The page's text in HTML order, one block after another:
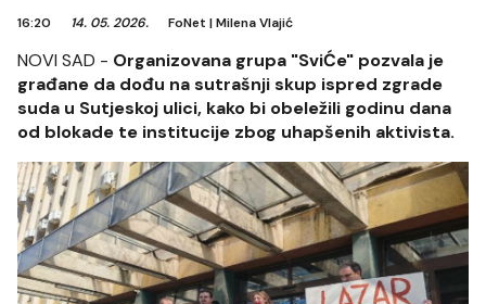
16:20 14. 05. 2026. FoNet |Milena Vlajić
NOVI SAD - Organizovana grupa "SviĆe" pozvala je
građane da dođu na sutrašnji skup ispred zgrade
suda u Sutjeskoj ulici, kako bi obeležili godinu dana
od blokade te institucije zbog uhapšenih aktivista.